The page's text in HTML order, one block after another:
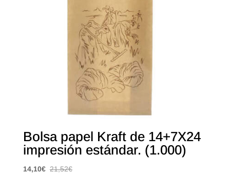
Bolsa papel Kraft de 14+7X24
impresión estándar. (1.000)
14,10€ 21,52€